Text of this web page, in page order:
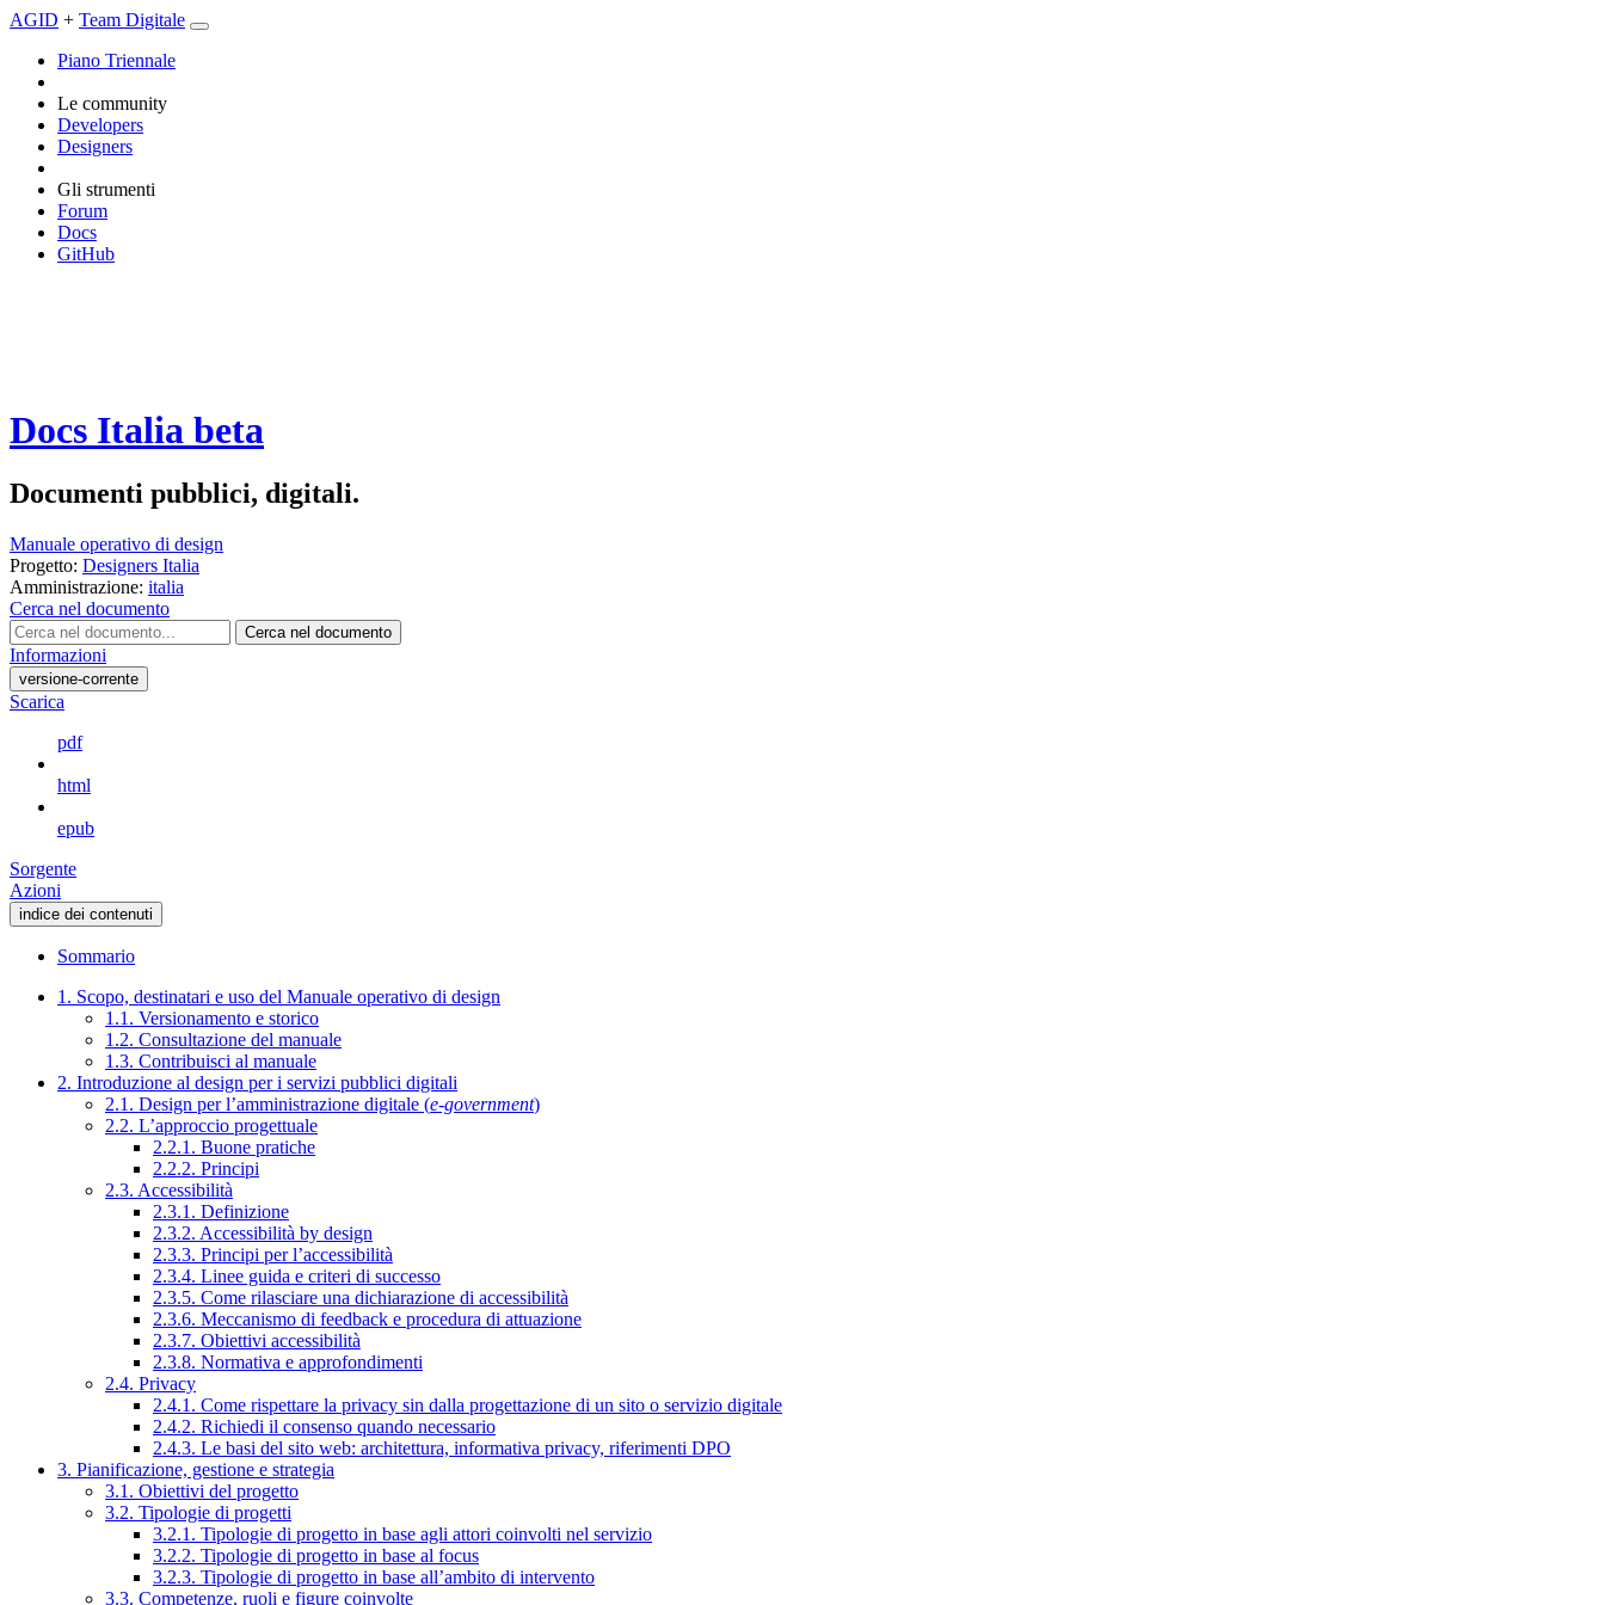
AGID + Team Digitale
Piano Triennale
Le community
Developers
Designers
Gli strumenti
Forum
Docs
GitHub
Docs Italia beta
Documenti pubblici, digitali.
Manuale operativo di design
Progetto: Designers Italia
Amministrazione: italia
Cerca nel documento
Cerca nel documento
Informazioni
versione-corrente
Scarica
pdf
html
epub
Sorgente
Azioni
indice dei contenuti
Sommario
1. Scopo, destinatari e uso del Manuale operativo di design
1.1. Versionamento e storico
1.2. Consultazione del manuale
1.3. Contribuisci al manuale
2. Introduzione al design per i servizi pubblici digitali
2.1. Design per l’amministrazione digitale (e-government)
2.2. L’approccio progettuale
2.2.1. Buone pratiche
2.2.2. Principi
2.3. Accessibilità
2.3.1. Definizione
2.3.2. Accessibilità by design
2.3.3. Principi per l’accessibilità
2.3.4. Linee guida e criteri di successo
2.3.5. Come rilasciare una dichiarazione di accessibilità
2.3.6. Meccanismo di feedback e procedura di attuazione
2.3.7. Obiettivi accessibilità
2.3.8. Normativa e approfondimenti
2.4. Privacy
2.4.1. Come rispettare la privacy sin dalla progettazione di un sito o servizio digitale
2.4.2. Richiedi il consenso quando necessario
2.4.3. Le basi del sito web: architettura, informativa privacy, riferimenti DPO
3. Pianificazione, gestione e strategia
3.1. Obiettivi del progetto
3.2. Tipologie di progetti
3.2.1. Tipologie di progetto in base agli attori coinvolti nel servizio
3.2.2. Tipologie di progetto in base al focus
3.2.3. Tipologie di progetto in base all’ambito di intervento
3.3. Competenze, ruoli e figure coinvolte